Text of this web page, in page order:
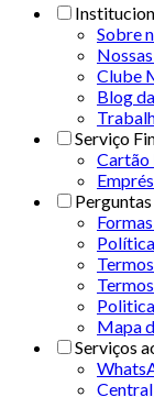
Sobre
Clube
Blog
Serviço
Cartão
Mapa
Serviços